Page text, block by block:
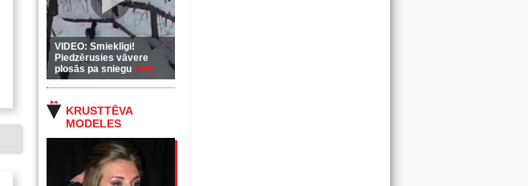
VIDEO: Smieklīgi!
Piedzērusies vāvere
plosās pa sniegu (255)
KRUSTTĒVA
MODELES